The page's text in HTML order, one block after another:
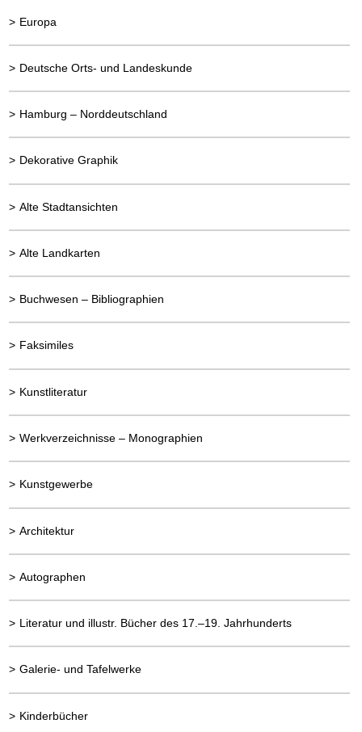
> Europa
> Deutsche Orts- und Landeskunde
> Hamburg – Norddeutschland
> Dekorative Graphik
> Alte Stadtansichten
> Alte Landkarten
> Buchwesen – Bibliographien
> Faksimiles
> Kunstliteratur
> Werkverzeichnisse – Monographien
> Kunstgewerbe
> Architektur
> Autographen
> Literatur und illustr. Bücher des 17.–19. Jahrhunderts
> Galerie- und Tafelwerke
> Kinderbücher